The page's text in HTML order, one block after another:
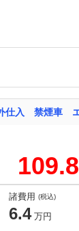
109.8
諸費用 (税込)
6.4 万円